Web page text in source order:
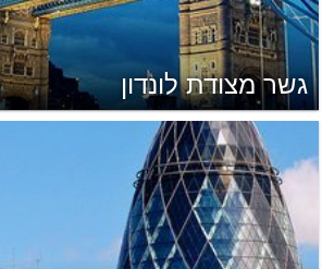
גשר מצודת לונדון